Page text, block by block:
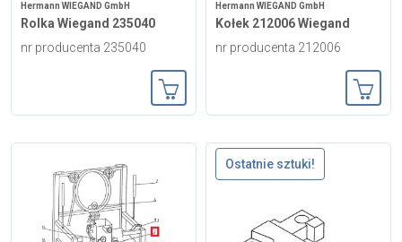
Hermann WIEGAND GmbH
Rolka Wiegand 235040
nr producenta 235040
Dodaj do koszyka
Hermann WIEGAND GmbH
Kołek 212006 Wiegand
nr producenta 212006
Ostatnie sztuki!